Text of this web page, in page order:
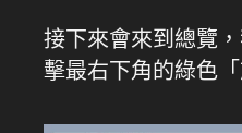
接下來會來到總覽
擊最右下角的綠色